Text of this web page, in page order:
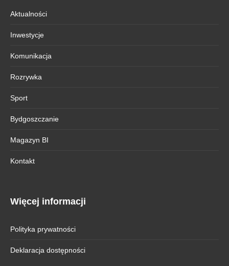
Aktualności
Inwestycje
Komunikacja
Rozrywka
Sport
Bydgoszczanie
Magazyn BI
Kontakt
Więcej informacji
Polityka prywatności
Deklaracja dostępności